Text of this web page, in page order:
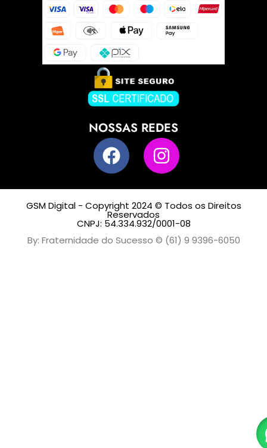
NOSSAS REDES
GSM Digital - Copyright 2024 © Todos os Direitos
Reservados
CNPJ: 54.334.932/0001-08
By: Fraternidade do Sucesso © (61) 9 9396-6050